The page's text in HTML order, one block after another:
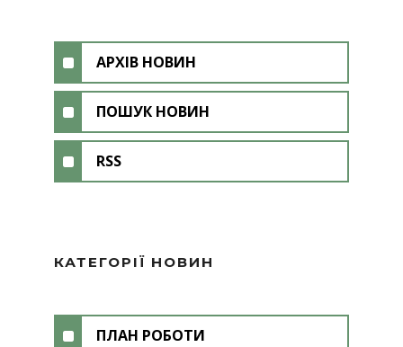
АРХІВ НОВИН
ПОШУК НОВИН
RSS
КАТЕГОРІЇ НОВИН
ПЛАН РОБОТИ